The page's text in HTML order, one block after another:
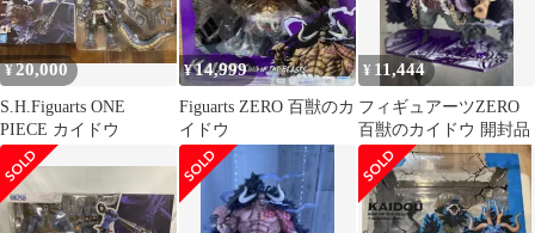
¥20,000
S.H.Figuarts ONE
PIECE カイドウ
¥14,999
Figuarts ZERO 百獣のカ
イドウ
¥ 11,444
フィギュアーツZERO
百獣のカイドウ 開封品